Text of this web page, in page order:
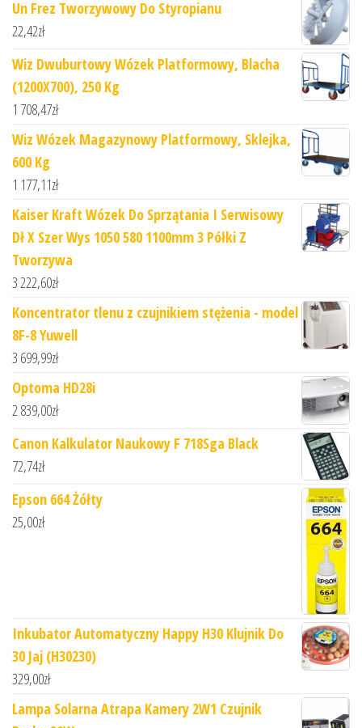
Un Frez Tworzywowy Do Styropianu
22,42zł
Wiz Dwuburtowy Wózek Platformowy, Blacha
(1200X700), 250 Kg
1 708,47zł
Wiz Wózek Magazynowy Platformowy, Sklejka,
600 Kg
1 177,11zł
Kaiser Kraft Wózek Do Sprzątania I Serwisowy
Dł X Szer Wys 1050 580 1100mm 3 Półki Z
Tworzywa
3 222,60zł
Koncentrator tlenu z czujnikiem stężenia - model
8F-8 Yuwell
3 699,99zł
Optoma HD28i
2 839,00zł
Canon Kalkulator Naukowy F 718Sga Black
72,74zł
Epson 664 Żółty
25,00zł
Inkubator Automatyczny Happy H30 Klujnik Do
30 Jaj (H30230)
329,00zł
Lampa Solarna Atrapa Kamery 2W1 Czujnik